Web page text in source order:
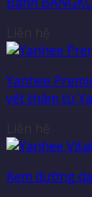
Yanhee
vết thâm từ
Kem dưỡng